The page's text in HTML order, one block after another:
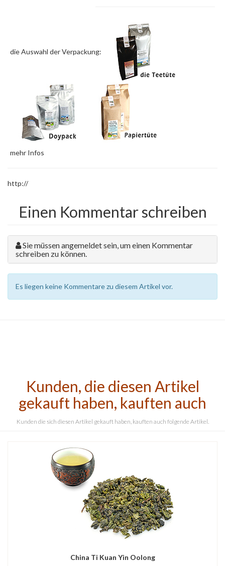
die Auswahl der Verpackung:
mehr Infos
http://
Einen Kommentar schreiben
Sie müssen angemeldet sein, um einen Kommentar
schreiben zu können.
Es liegen keine Kommentare zu diesem Artikel vor.
Kunden, die diesen Artikel
gekauft haben, kauften auch
Kunden die sich diesen Artikel gekauft haben, kauften auch folgende Artikel.
China Ti Kuan Yin Oolong